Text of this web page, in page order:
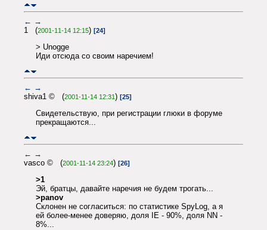
← →
1 (2001-11-14 12:15) [24]
> Unogge
Иди отсюда со своим наречием!
← →
shiva1 © (2001-11-14 12:31) [25]
Свидетельствую, при регистрации глюки в форуме
прекращаются...
← →
vasco © (2001-11-14 23:24) [26]
>1
Эй, братцы, давайте наречия не будем трогать...
>panov
Склонен не согласиться: по статистике SpyLog, а я
ей более-менее доверяю, доля IE - 90%, доля NN -
8%...